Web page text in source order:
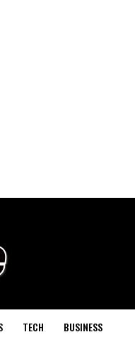
TECH BUSINESS